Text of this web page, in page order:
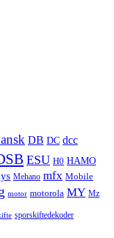
DB DC dcc
ESU H0 HAMO
Mehano mfx Mobile
motor motorola MY Mz
sporskiftedekoder